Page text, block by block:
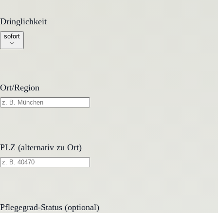
Dringlichkeit
Dringlichkeit
sofort
Ort/Region
PLZ (alternativ zu Ort)
Pflegegrad-Status (optional)
Pflegegrad-Status (optional)